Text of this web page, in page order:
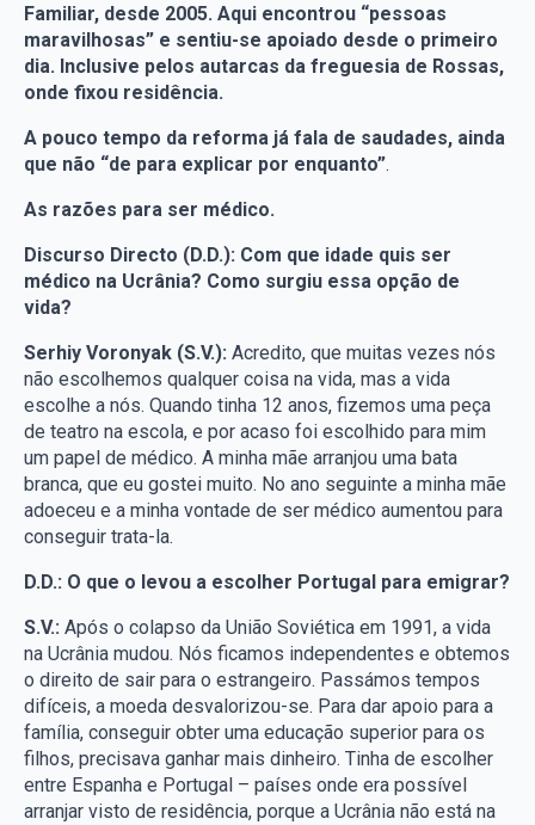
Familiar, desde 2005. Aqui encontrou “pessoas
maravilhosas” e sentiu-se apoiado desde o primeiro
dia. Inclusive pelos autarcas da freguesia de Rossas,
onde fixou residência.
A pouco tempo da reforma já fala de saudades, ainda
que não “de para explicar por enquanto”.
As razões para ser médico.
Discurso Directo (D.D.): Com que idade quis ser
médico na Ucrânia? Como surgiu essa opção de
vida?
Serhiy Voronyak (S.V.): Acredito, que muitas vezes nós
não escolhemos qualquer coisa na vida, mas a vida
escolhe a nós. Quando tinha 12 anos, fizemos uma peça
de teatro na escola, e por acaso foi escolhido para mim
um papel de médico. A minha mãe arranjou uma bata
branca, que eu gostei muito. No ano seguinte a minha mãe
adoeceu e a minha vontade de ser médico aumentou para
conseguir trata-la.
D.D.: O que o levou a escolher Portugal para emigrar?
S.V.: Após o colapso da União Soviética em 1991, a vida
na Ucrânia mudou. Nós ficamos independentes e obtemos
o direito de sair para o estrangeiro. Passámos tempos
difíceis, a moeda desvalorizou-se. Para dar apoio para a
família, conseguir obter uma educação superior para os
filhos, precisava ganhar mais dinheiro. Tinha de escolher
entre Espanha e Portugal – países onde era possível
arranjar visto de residência, porque a Ucrânia não está na